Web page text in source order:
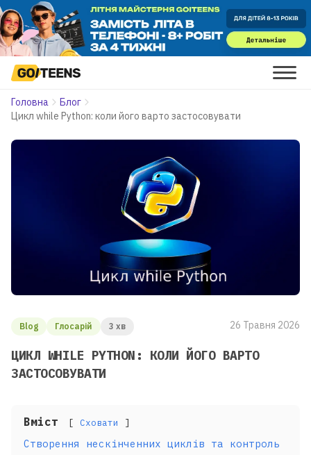
Головна
Блог
Цикл while Python: коли його варто застосовувати
Blog Глосарій 3 хв 26 Травня 2026
ЦИКЛ WHILE PYTHON: КОЛИ ЙОГО ВАРТО
ЗАСТОСОВУВАТИ
Вміст Сховати
Створення нескінченних циклів та контроль